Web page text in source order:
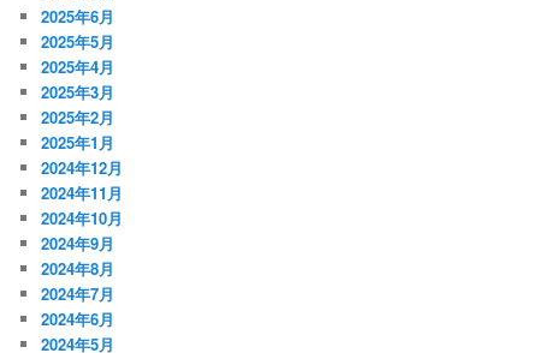
2025年6月
2025年5月
2025年4月
2025年3月
2025年2月
2025年1月
2024年12月
2024年11月
2024年10月
2024年9月
2024年8月
2024年7月
2024年6月
2024年5月